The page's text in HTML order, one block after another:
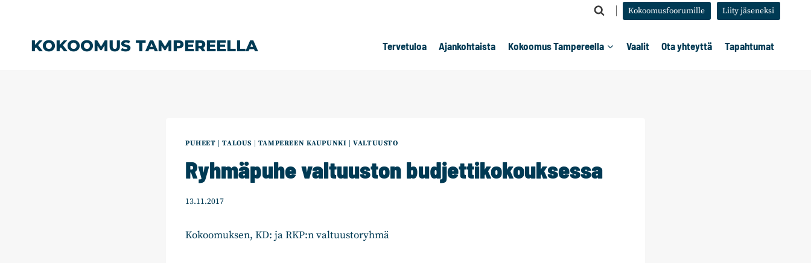
Kokoomusfoorumille Liity jäseneksi
KOKOOMUS TAMPEREELLA Tervetuloa Ajankohtaista Kokoomus Tampereella Vaalit Ota yhteyttä Tapahtumat
PUHEET |TALOUS TAMPEREEN KAUPUNKI |VALTUUSTO
Ryhmäpuhe valtuuston budjettikokouksessa
13.11.2017
Kokoomuksen, KD: ja RKP:n valtuustoryhmä